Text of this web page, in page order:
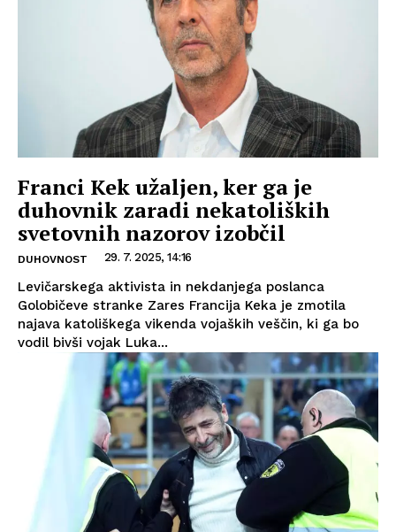
Franci Kek užaljen, ker ga je
duhovnik zaradi nekatoliških
svetovnih nazorov izobčil
DUHOVNOST 29. 7. 2025, 14:16
Levičarskega aktivista in nekdanjega poslanca
Golobičeve stranke Zares Francija Keka je zmotila
najava katoliškega vikenda vojaških veščin, ki ga bo
vodil bivši vojak Luka...